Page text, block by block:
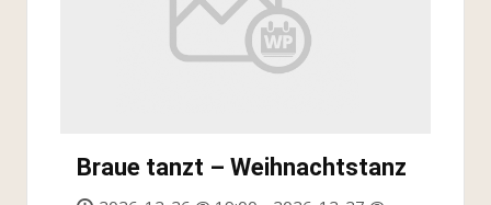
Braue tanzt – Weihnachtstanz